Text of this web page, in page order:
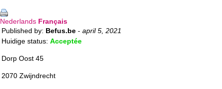
Nederlands Français
Published by: Befus.be - april 5, 2021
Huidige status: Acceptée
Dorp Oost 45
2070 Zwijndrecht